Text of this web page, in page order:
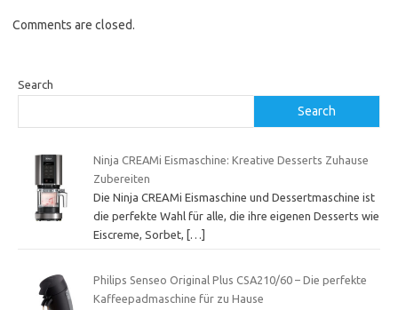
Comments are closed.
Search
Search
Ninja CREAMi Eismaschine: Kreative Desserts Zuhause
Zubereiten
Die Ninja CREAMi Eismaschine und Dessertmaschine ist
die perfekte Wahl für alle, die ihre eigenen Desserts wie
Eiscreme, Sorbet,
[…]
Philips Senseo Original Plus CSA210/60 – Die perfekte
Kaffeepadmaschine für zu Hause